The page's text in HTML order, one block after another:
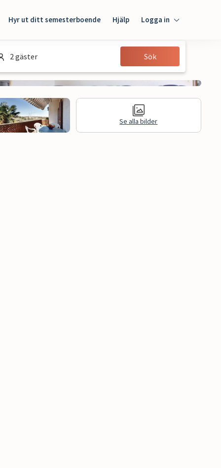
Hyr ut ditt semesterboende Hjälp Logga in
Gäst
2 gäster Sök
Se alla bilder